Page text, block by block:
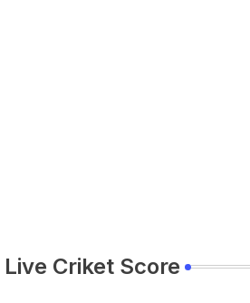
Live Criket Score